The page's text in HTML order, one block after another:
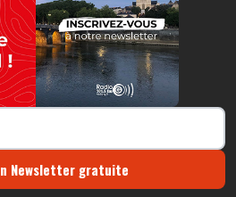
Newsletter gratuite